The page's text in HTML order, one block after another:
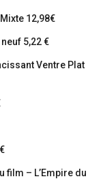
12,98€
5,22 €
Ventre Plat
– L’Empire du